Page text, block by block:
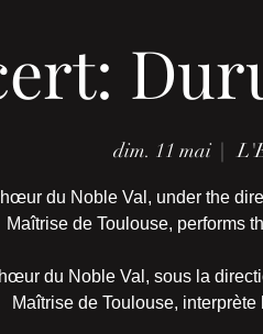
dim. 11 mai
  |
du Noble Val, under the
Maîtrise de Toulouse, performs
du Noble Val, sous la
Maîtrise de Toulouse,